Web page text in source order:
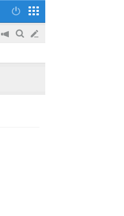
공
on/off
검
글
쓰